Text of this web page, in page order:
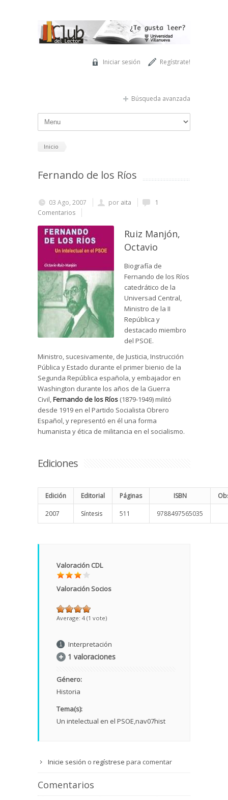
Regístrate!
Iniciar sesión
Búsqueda avanzada
Inicio
Fernando de los Ríos
03 Ago, 2007 por aita
1
Comentarios
Ruiz Manjón,
Octavio
Biografía de
Fernando de los Ríos
catedrático de la
Universad Central,
Ministro de la II
República y
destacado miembro
del PSOE.
Ministro, sucesivamente, de Justicia, Instrucción
Pública y Estado durante el primer bienio de la
Segunda República española, y embajador en
Washington durante los años de la Guerra
Civil,Fernando de los Ríos (1879-1949) militó
desde 1919 en el Partido Socialista Obrero
Español, y representó en él una forma
humanista y ética de militancia en el socialismo.
Ediciones
Edición Editorial Páginas ISBN
2007 Síntesis 511 9788497565035
Valoración CDL
Valoración Socios
Average: 4 (1 vote)
Interpretación
1 valoraciones
Género:
Historia
Tema(s):
Un intelectual en el PSOE nav07hist
Inicie sesión o regístrese para comentar
Comentarios